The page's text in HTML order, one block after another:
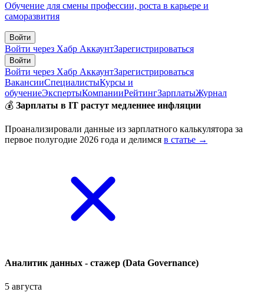
Обучение для смены профессии, роста в карьере и
саморазвития
Войти
Войти через Хабр АккаунтЗарегистрироваться
Войти
Войти через Хабр АккаунтЗарегистрироваться
ВакансииСпециалистыКурсы и
обучениеЭкспертыКомпанииРейтингЗарплатыЖурнал
💰 Зарплаты в IT растут медленнее инфляции
Проанализировали данные из зарплатного калькулятора за
первое полугодие 2026 года и делимся в статье →
Аналитик данных - стажер (Data Governance)
5 августа